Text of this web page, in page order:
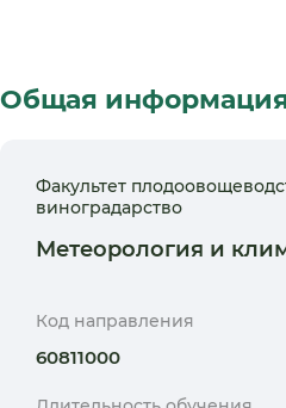
Общая
Факультет
виноградарство
Метеорология и
Код направления
60811000